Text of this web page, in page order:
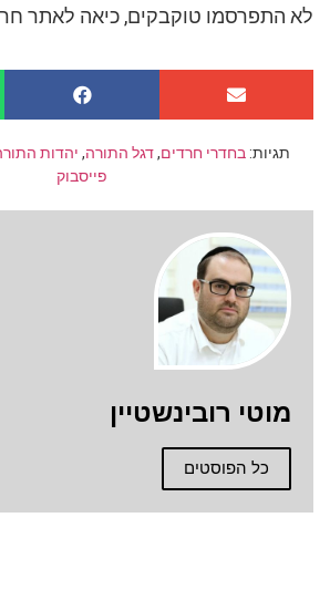
לא התפרסמו טוקבקים, כיאה לאתר
תגיות: בחדרי חרדים,דגל התורה, יהדות
פייסבוק
מוטי רובינשטיין
כל הפוסטים